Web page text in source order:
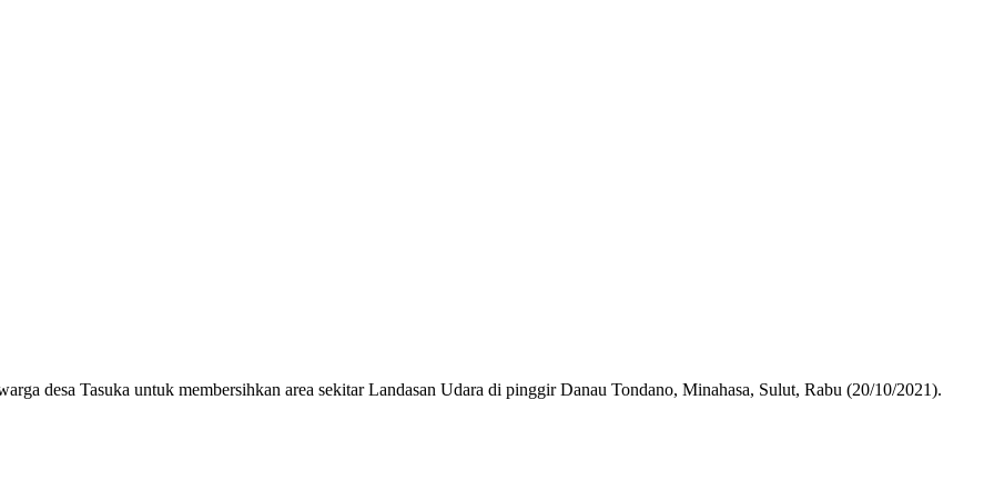
desa Tasuka untuk membersihkan area sekitar Landasan Udara di pinggir Danau Tondano, Minahasa, Sulut, Rabu (20/10/2021).